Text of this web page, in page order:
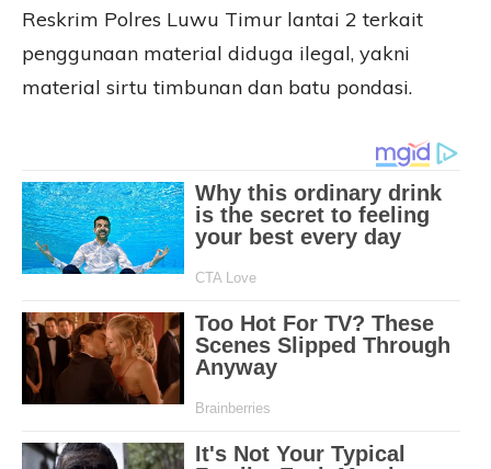
Reskrim Polres Luwu Timur lantai 2 terkait
penggunaan material diduga ilegal, yakni
material sirtu timbunan dan batu pondasi.